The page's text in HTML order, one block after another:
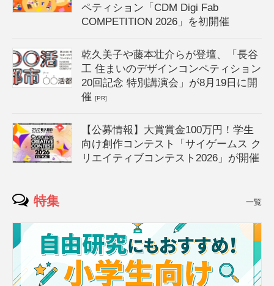
ペティション「CDM Digi Fab
COMPETITION 2026」を初開催
乾久美子や藤本壮介らが登壇、「長谷
工 住まいのデザインコンペティション
20回記念 特別講演会」が8月19日に開
催[PR]
【公募情報】大賞賞金100万円！学生
向け創作コンテスト「サイゲームス ク
リエイティブコンテスト2026」が開催
特集 一覧